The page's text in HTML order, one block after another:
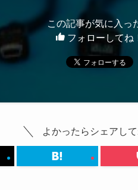
この記事が気に入っ
フォローしてね
よかったらシェアして